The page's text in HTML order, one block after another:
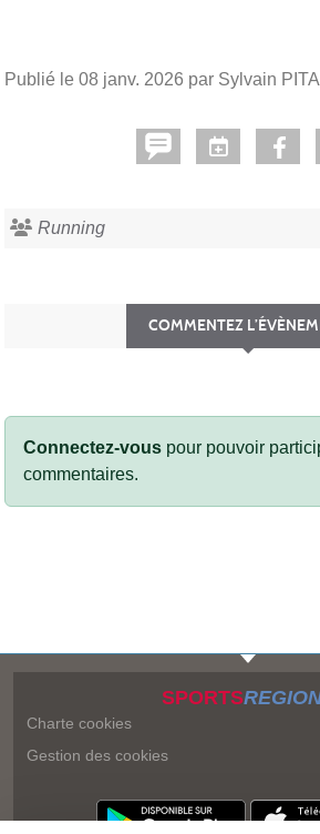
Publié le 08 janv. 2026 par Sylvain
Running
COMMENTEZ
Connectez-vous pour pouvoir
commentaires.
SPORTS
Charte cookies
Gestion des cookies